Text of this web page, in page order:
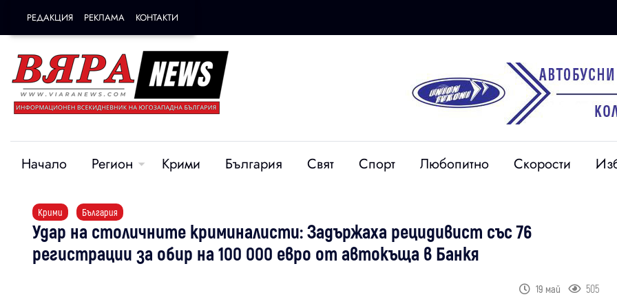
РЕДАКЦИЯ РЕКЛАМА КОНТАКТИ
Начало Регион Крими България Свят Спорт Любопитно Скорости
Крими България
Удар на столичните криминалисти: Задържаха рецидивист със 76
регистрации за обир на 100 000 евро от автокъща в Банкя
19 май 505